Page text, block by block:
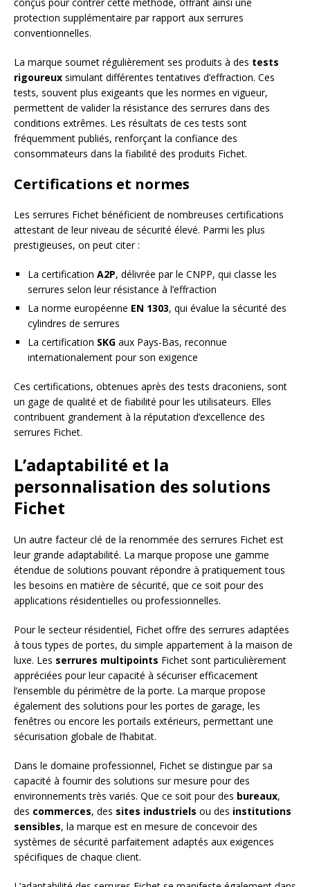
protection supplémentaire par rapport aux serrures
conventionnelles.
La marque soumet régulièrement ses produits à des tests
rigoureux simulant différentes tentatives d’effraction. Ces
tests, souvent plus exigeants que les normes en vigueur,
permettent de valider la résistance des serrures dans des
conditions extrêmes. Les résultats de ces tests sont
fréquemment publiés, renforçant la confiance des
consommateurs dans la fiabilité des produits Fichet.
Certifications et normes
Les serrures Fichet bénéficient de nombreuses certifications
attestant de leur niveau de sécurité élevé. Parmi les plus
prestigieuses, on peut citer :
La certification A2P, délivrée par le CNPP, qui classe les
serrures selon leur résistance à l’effraction
La norme européenne EN 1303, qui évalue la sécurité des
cylindres de serrures
La certification SKG aux Pays-Bas, reconnue
internationalement pour son exigence
Ces certifications, obtenues après des tests draconiens, sont
un gage de qualité et de fiabilité pour les utilisateurs. Elles
contribuent grandement à la réputation d’excellence des
serrures Fichet.
L’adaptabilité et la
personnalisation des solutions
Fichet
Un autre facteur clé de la renommée des serrures Fichet est
leur grande adaptabilité. La marque propose une gamme
étendue de solutions pouvant répondre à pratiquement tous
les besoins en matière de sécurité, que ce soit pour des
applications résidentielles ou professionnelles.
Pour le secteur résidentiel, Fichet offre des serrures adaptées
à tous types de portes, du simple appartement à la maison de
luxe. Les serrures multipoints Fichet sont particulièrement
appréciées pour leur capacité à sécuriser efficacement
l’ensemble du périmètre de la porte. La marque propose
également des solutions pour les portes de garage, les
fenêtres ou encore les portails extérieurs, permettant une
sécurisation globale de l’habitat.
Dans le domaine professionnel, Fichet se distingue par sa
capacité à fournir des solutions sur mesure pour des
environnements très variés. Que ce soit pour des bureaux,
des commerces, des sites industriels ou des institutions
sensibles, la marque est en mesure de concevoir des
systèmes de sécurité parfaitement adaptés aux exigences
spécifiques de chaque client.